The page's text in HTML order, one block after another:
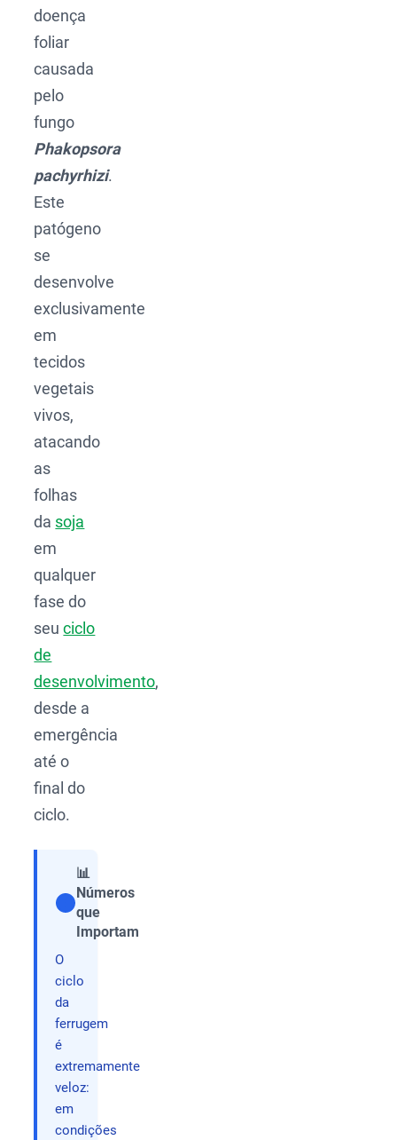
doença
foliar
causada
pelo
fungo
Phakopsora
pachyrhizi.
Este
patógeno
se
desenvolve
exclusivamente
em
tecidos
vegetais
vivos,
atacando
as
folhas
da soja
em
qualquer
fase do
seuciclo
de
desenvolvimento,
desde a
emergência
até o
final do
ciclo.
📊
Números
que
Importam
O
ciclo
da
ferrugem
é
extremamente
veloz:
em
condições